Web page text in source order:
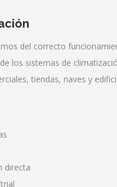
del correcto
los sistemas de
tiendas, naves y
directa